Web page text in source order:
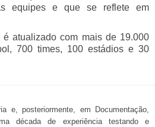
equipes e que se reflete em
atualizado com mais de 19.000
700 times, 100 estádios e 30
e, posteriormente, em Documentação,
década de experiência testando e